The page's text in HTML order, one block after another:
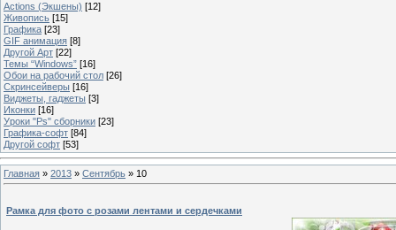
Actions (Экшены) [12]
Живопись [15]
Графика [23]
GIF анимация [8]
Другой Арт [22]
Темы “Windows” [16]
Обои на рабочий стол [26]
Скринсейверы [16]
Виджеты, гаджеты [3]
Иконки [16]
Уроки "Ps" сборники [23]
Графика-софт [84]
Другой софт [53]
Главная » 2013 » Сентябрь » 10
Рамка для фото с розами лентами и сердечками